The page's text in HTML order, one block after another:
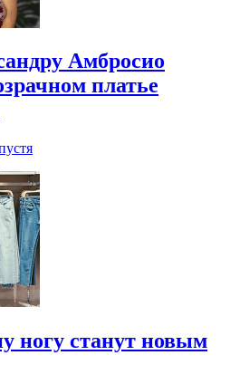
Амбросио
платье
ногу станут новым